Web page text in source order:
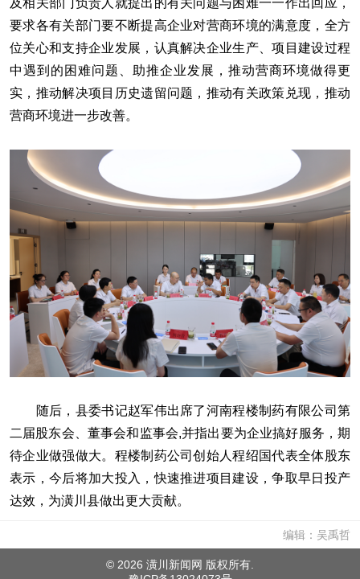
及相关部门负责人就提出的有关问题与困难一一作出回应，
要求各有关部门要不断提高企业对营商环境的满意度，全方
位关心和支持企业发展，认真解决企业生产、项目建设过程
中遇到的困难问题、助推企业发展，推动营商环境做得更
实，推动解决项目历史遗留问题，推动有关政策兑现，推动
营商环境进一步改善。
随后，县委书记赵军伟出席了河南程楼制药有限公司第
二届股东会、董事会和监事会,并指出要为企业搞好服务，期
待企业做强做大。程楼制药公司创始人程绍国代表全体股东
表示，今后将加大投入，快速推进项目建设，争取早日投产
达效，为潢川县做出更大贡献。
编辑：吴禹哲
© 2026 潢川新闻网 版权所有.